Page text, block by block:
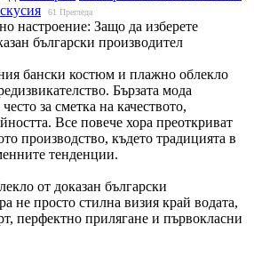
61 Прегледа
настроение: Защо да изберете
български производител
бански костюм и плажно облекло
Бързата мода
за сметка на качеството,
Все повече хора преоткриват
производство, където традицията в
тенденции.
от доказан български
не просто стилна визия край водата,
перфектно прилягане и първокласни